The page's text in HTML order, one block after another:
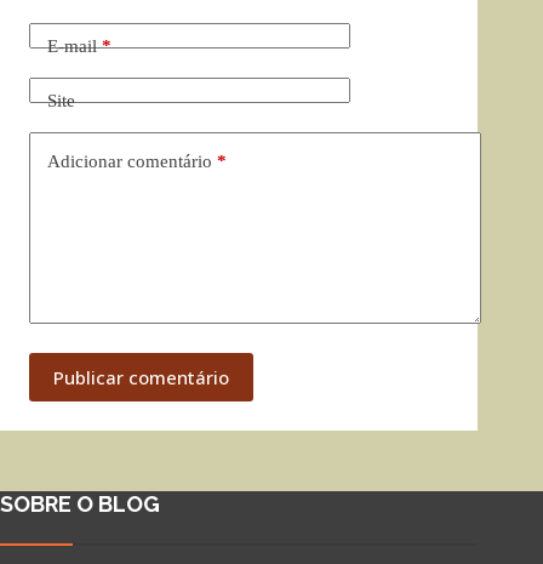
E-mail*
Site
Adicionar comentário *
Publicar comentário
SOBRE O BLOG